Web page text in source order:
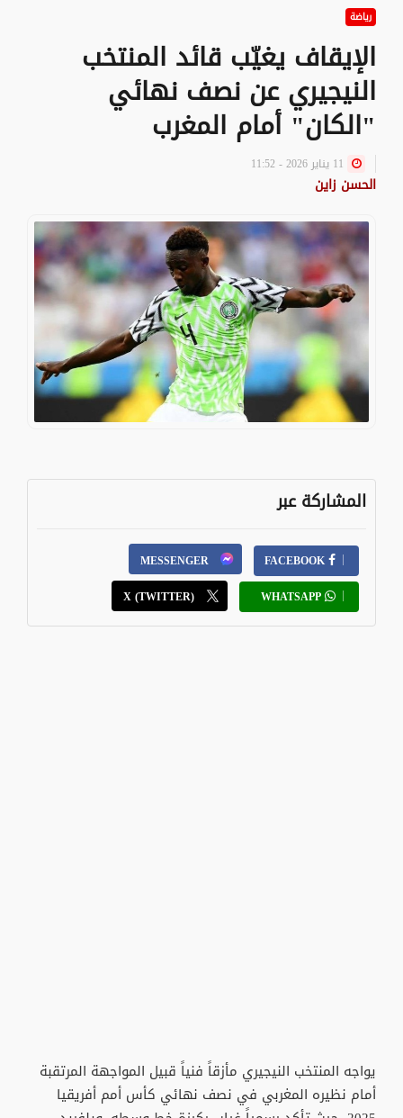
رياضة
الإيقاف يغيّب قائد المنتخب
النيجيري عن نصف نهائي
"الكان" أمام المغرب
الحسن زاين
المشاركة عبر
FACEBOOK
MESSENGER
WHATSAPP
X (TWITTER)
​يواجه المنتخب النيجيري مأزقاً فنياً قبيل المواجهة المرتقبة
أمام نظيره المغربي في نصف نهائي كأس أمم أفريقيا